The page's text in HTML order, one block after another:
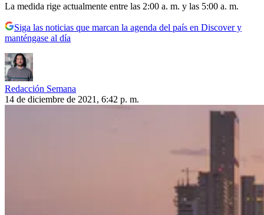
La medida rige actualmente entre las 2:00 a. m. y las 5:00 a. m.
Siga las noticias que marcan la agenda del país en Discover y
manténgase al día
Redacción Semana
14 de diciembre de 2021, 6:42 p. m.